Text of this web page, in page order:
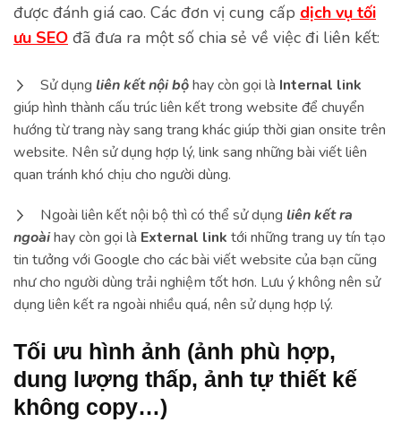
được đánh giá cao. Các đơn vị cung cấp dịch vụ tối
ưu SEO đã đưa ra một số chia sẻ về việc đi liên kết:
Sử dụng liên kết nội bộhay còn gọi là Internal link
giúp hình thành cấu trúc liên kết trong website để chuyển
hướng từ trang này sang trang khác giúp thời gian onsite trên
website. Nên sử dụng hợp lý, link sang những bài viết liên
quan tránh khó chịu cho người dùng.
Ngoài liên kết nội bộ thì có thể sử dụng liên kết ra
ngoàihay còn gọi là External link tới những trang uy tín tạo
tin tưởng với Google cho các bài viết website của bạn cũng
như cho người dùng trải nghiệm tốt hơn. Lưu ý không nên sử
dụng liên kết ra ngoài nhiều quá, nên sử dụng hợp lý.
Tối ưu hình ảnh (ảnh phù hợp,
dung lượng thấp, ảnh tự thiết kế
không copy…)